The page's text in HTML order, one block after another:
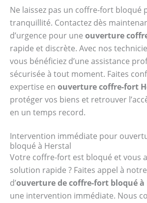
Ne laissez pas un coffre-fort bloqué
tranquillité. Contactez dès
d’urgence pour une ouverture
rapide et discrète. Avec nos
vous bénéficiez d’une assistance
sécurisée à tout moment. Faites
expertise en ouverture coffre-fort
protéger vos biens et retrouver
en un temps record.
Intervention immédiate pour
bloqué à Herstal
Votre coffre-fort est bloqué et vous
solution rapide ? Faites appel à
d’ouverture de coffre-fort bloqué à
une intervention immédiate. Nous